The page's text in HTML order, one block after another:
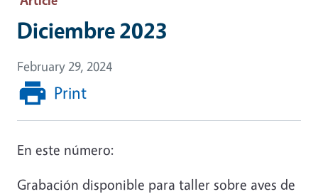
Diciembre 2023
February 29, 2024
Print
En este número:
Grabación disponible para taller sobre aves de